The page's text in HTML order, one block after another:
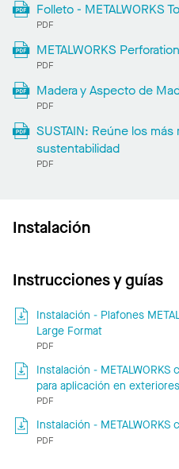
Folleto - METALWORKS
PDF
METALWORKS
PDF
Madera y Aspecto de
PDF
SUSTAIN: Reúne los
sustentabilidad
PDF
Instalación
Instrucciones y guías
Instalación - Plafones
Large Format
PDF
Instalación - METALWORKS
para aplicación en exteriores
PDF
Instalación - METALWORKS
PDF